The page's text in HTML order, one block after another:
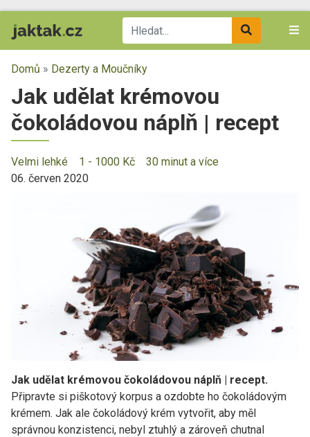
Domů » Dezerty a Moučníky
Jak udělat krémovou
čokoládovou náplň | recept
Velmi lehké 1 - 1000 Kč
30 minut a více
06. červen 2020
Jak udělat krémovou čokoládovou náplň | recept.
Připravte si piškotový korpus a ozdobte ho čokoládovým
krémem. Jak ale čokoládový krém vytvořit, aby měl
správnou konzistenci, nebyl ztuhlý a zároveň chutnal